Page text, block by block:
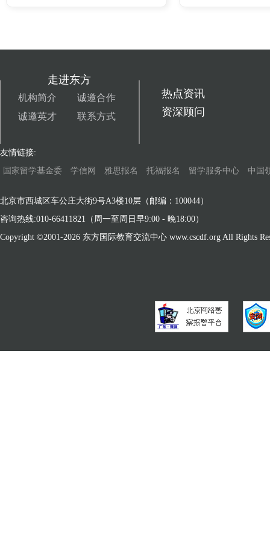
走进东方
机构简介
诚邀合作
诚邀英才
联系方式
热点资讯
资深顾问
友情链接:
国家留学基金委
学信网 雅思报名 托福报名 留学服务中心 中国
北京市西城区车公庄大街9号A3楼10层（邮编：100044）
咨询热线:010-66411821（周一至周日早9:00 - 晚18:00）
Copyright ©2001-2026 东方国际教育交流中心 www.cscdf.org All Rights